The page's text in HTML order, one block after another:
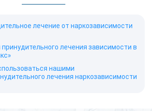
лечение от наркозависимости
лечения зависимости в
нашими
лечения наркозависимости